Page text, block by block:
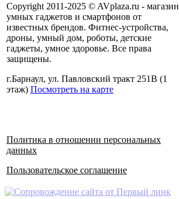
Copyright 2011-2025 © AVplaza.ru - магазин
умных гаджетов и смартфонов от
известных брендов. Фитнес-устройства,
дроны, умный дом, роботы, детские
гаджеты, умное здоровье. Все права
защищены.
г.Барнаул, ул. Павловский тракт 251В (1
этаж) Посмотреть на карте
Политика в отношении персональных
данных
Пользовательское соглашение